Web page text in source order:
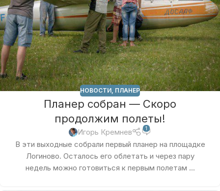
НОВОСТИ ПЛАНЕР
Планер собран — Скоро
продолжим полеты!
Игорь Кремнев 1
В эти выходные собрали первый планер на площадке
Логиново. Осталось его облетать и через пару
недель можно готовиться к первым полетам ...